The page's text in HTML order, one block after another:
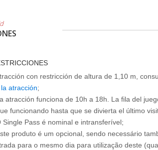
con restricción de altura de 1,10 m,
atracción;
atracción funciona de 10h a 18h. La fila del
funcionando hasta que se divierta el último
Single Pass é nominal e intransferível;
produto é um opcional, sendo necessário
para o mesmo dia para utilização deste